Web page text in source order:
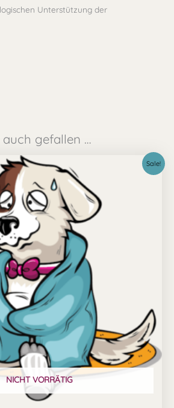
Unterstützung der
gefallen …
Sale!
NICHT VORRÄTIG
Preis
war:
29,99 €
Preis
ist:
24,99 €.